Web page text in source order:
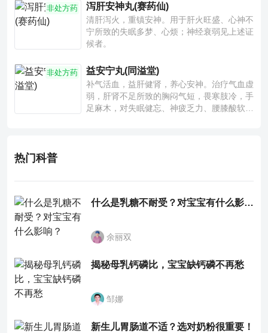
非处方药 泻肝安神丸(赛药仙)
清肝泻火，重镇安神。用于肝火旺盛、心神不
宁所致的失眠多梦、心烦；神经衰弱见上述证
候者。
非处方药 益安宁丸(同溢堂)
补气活血，益肝健肾，养心安神。治疗气血虚
弱，肝肾不足所致的胸闷气短，畏寒肢冷，手
足麻木，对失眠健忘、神疲乏力、腰膝酸软也
热门科普
什么是乳糖不耐受？对宝宝有什么影响？
余丽双
揭秘母乳钙磷比，宝宝缺钙磷不再愁
邹娜
新生儿胃肠道不适？选对奶粉很重要！